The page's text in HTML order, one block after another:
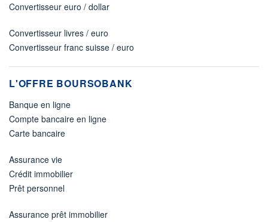
Convertisseur euro / dollar
Convertisseur livres / euro
Convertisseur franc suisse / euro
L'OFFRE BOURSOBANK
Banque en ligne
Compte bancaire en ligne
Carte bancaire
Assurance vie
Crédit immobilier
Prêt personnel
Assurance prêt immobilier